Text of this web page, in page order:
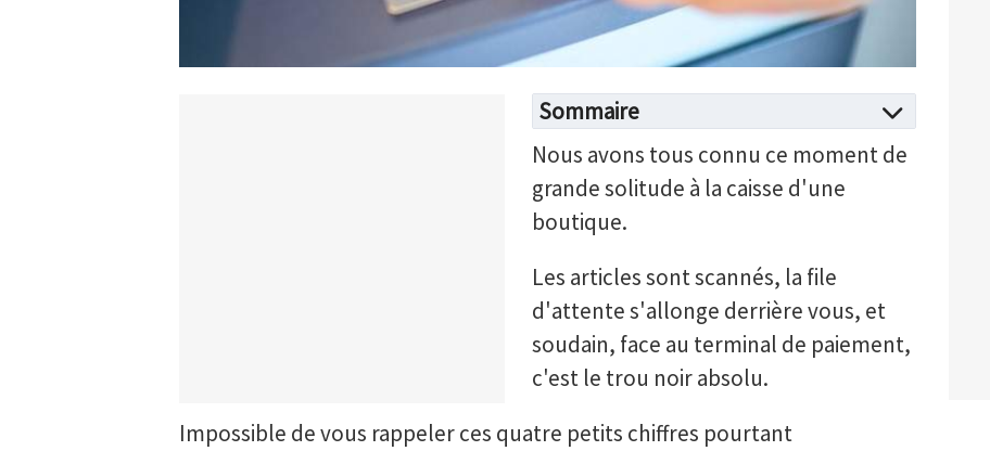
Sommaire
Nous avons tous connu ce moment de
grande solitude à la caisse d'une
boutique.
Les articles sont scannés, la file
d'attente s'allonge derrière vous, et
soudain, face au terminal de paiement,
c'est le trou noir absolu.
Impossible de vous rappeler ces quatre petits chiffres pourtant